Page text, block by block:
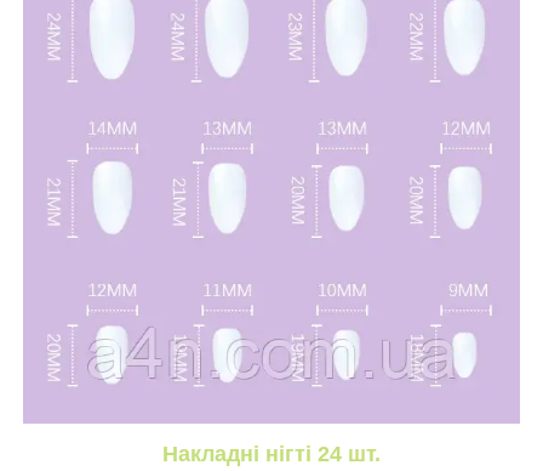
Накладні нігті 24 шт.